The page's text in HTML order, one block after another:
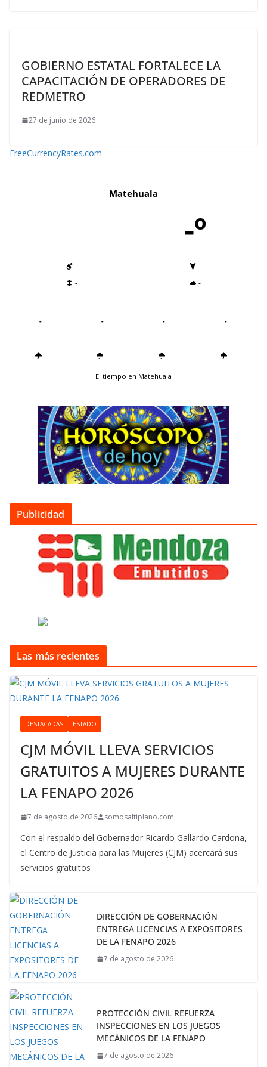
GOBIERNO ESTATAL FORTALECE LA
CAPACITACIÓN DE OPERADORES DE
REDMETRO
27 de junio de 2026
FreeCurrencyRates.com
Matehuala
-º
-
-
-
-
-
-
-
-
-
-
-
-
-
-
-
-
El tiempo en Matehuala
Publicidad
Las más recientes
DESTACADAS ESTADO
CJM MÓVIL LLEVA SERVICIOS
GRATUITOS A MUJERES DURANTE
LA FENAPO 2026
7 de agosto de 2026 somosaltiplano.com
Con el respaldo del Gobernador Ricardo Gallardo Cardona,
el Centro de Justicia para las Mujeres (CJM) acercará sus
servicios gratuitos
DIRECCIÓN DE GOBERNACIÓN
ENTREGA LICENCIAS A EXPOSITORES
DE LA FENAPO 2026
7 de agosto de 2026
PROTECCIÓN CIVIL REFUERZA
INSPECCIONES EN LOS JUEGOS
MECÁNICOS DE LA FENAPO
7 de agosto de 2026